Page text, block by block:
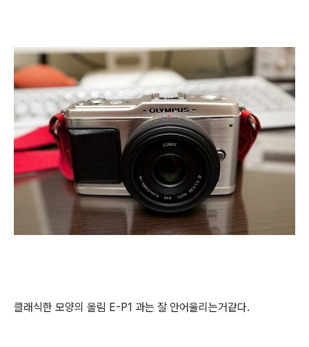
클래식한 모양의 올림 E-P1 과는 잘 안어울리는거같다.